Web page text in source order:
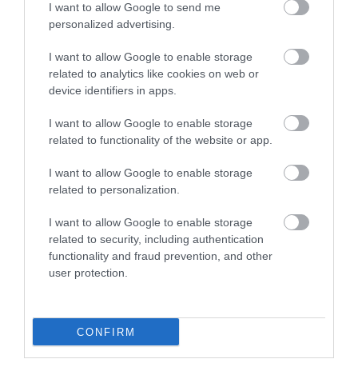
I want to allow Google to send me
personalized advertising.
I want to allow Google to enable storage
related to analytics like cookies on web or
device identifiers in apps.
I want to allow Google to enable storage
related to functionality of the website or app.
I want to allow Google to enable storage
related to personalization.
I want to allow Google to enable storage
related to security, including authentication
functionality and fraud prevention, and other
user protection.
CONFIRM
FÖLDEK
Csakis így szabad trágyázni augusztusban
Augusztusra a kert már túl van a leglátványosabb növekedési
továbbra is dolgozik. Folyamatosan érlelik a terméseket,
miközben az évelők és a…